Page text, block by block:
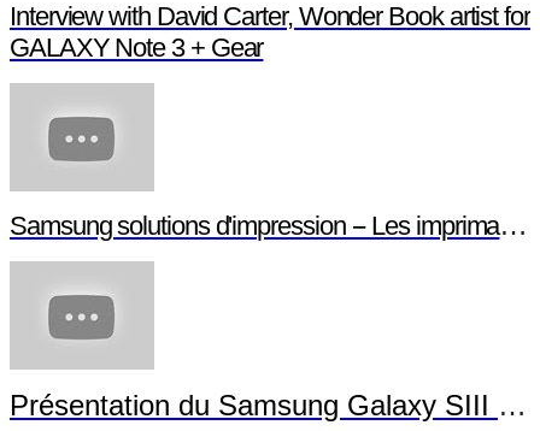
Interview with David Carter, Wonder Book artist for
GALAXY Note 3 + Gear
Samsung solutions d'impression -- Les imprimantes NFC
Présentation du Samsung Galaxy SIII Mini